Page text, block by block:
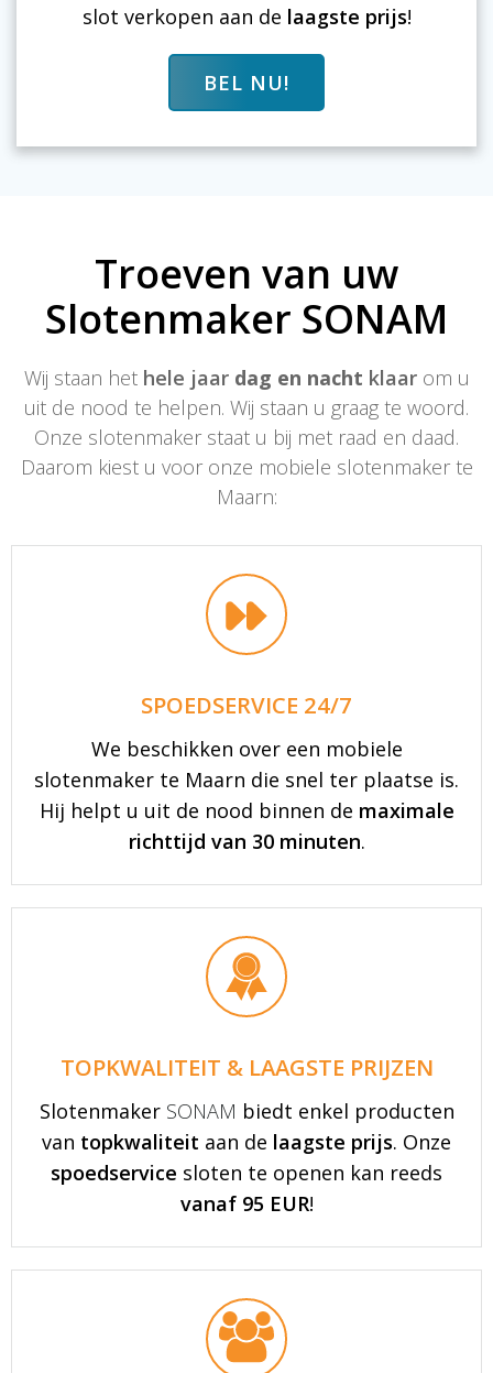
slot verkopen aan de laagste prijs!
BEL NU!
Troeven van uw
Slotenmaker SONAM
Wij staan het hele jaar dag en nacht klaar om u
uit de nood te helpen. Wij staan u graag te woord.
Onze slotenmaker staat u bij met raad en daad.
Daarom kiest u voor onze mobiele slotenmaker te
Maarn:
SPOEDSERVICE 24/7
We beschikken over een mobiele
slotenmaker te Maarn die snel ter plaatse is.
Hij helpt u uit de nood binnen de maximale
richttijd van 30 minuten.
TOPKWALITEIT & LAAGSTE PRIJZEN
Slotenmaker SONAM biedt enkel producten
van topkwaliteit aan de laagste prijs. Onze
spoedservice sloten te openen kan reeds
vanaf 95 EUR!